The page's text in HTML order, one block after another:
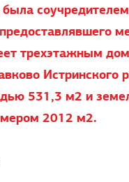
трехэтажным
Истринского
531,3 м2 и
2012 м2.